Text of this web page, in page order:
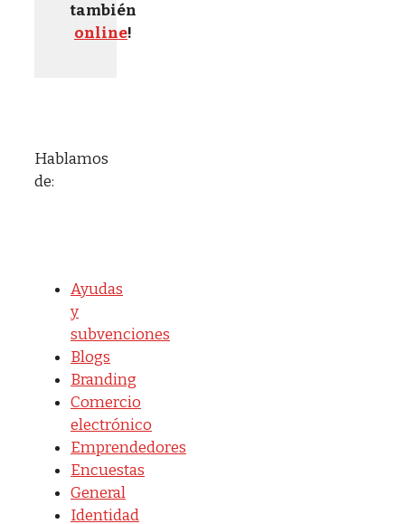
también
online!
Hablamos
de:
Ayudas
y
subvenciones
Blogs
Branding
Comercio
electrónico
Emprendedores
Encuestas
General
Identidad